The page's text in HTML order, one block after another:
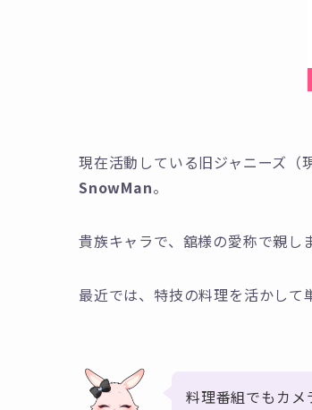
現在活動している旧ジャニーズ（
SnowMan。
貴族キャラで、舘様の愛称で親し
最近では、特技の料理を活かして
料理番組でもカ